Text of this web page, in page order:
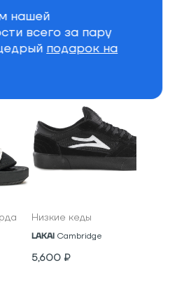
Низкие кеды
LAKAI Cambridge
5,600 ₽
нашей
всего за пару
подарок на